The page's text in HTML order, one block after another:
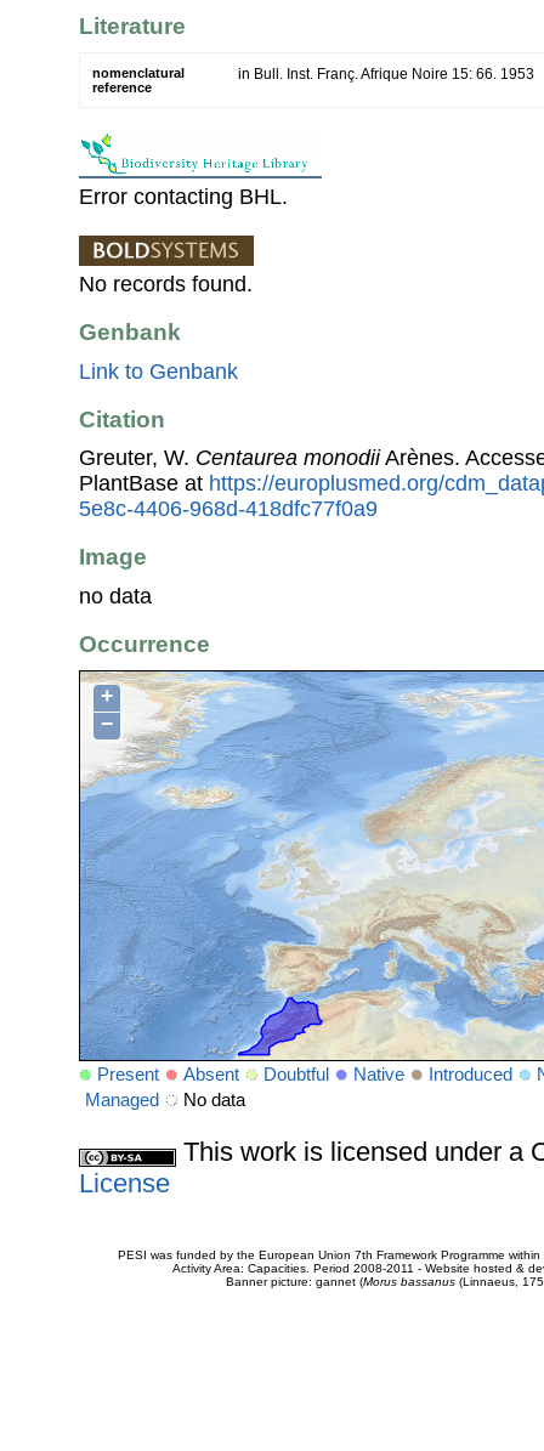
Literature
nomenclatural
reference
in Bull. Inst. Franç. Afrique Noire 15: 66. 1953
Error contacting BHL.
No records found.
Genbank
Link to Genbank
Citation
Greuter, W. Centaurea monodiiArènes.
PlantBase at https://europlusmed.org/
5e8c-4406-968d-418dfc77f0a9
Image
no data
Occurrence
+
−
Present Absent Doubtful Native Introduced
Managed
No data
This work is licensed under a
License
PESI was funded by the European Union 7th Framework Programme
Activity Area: Capacities. Period 2008-2011 - Website hosted &
Banner picture: gannet (Morus bassanus(Linnaeus,